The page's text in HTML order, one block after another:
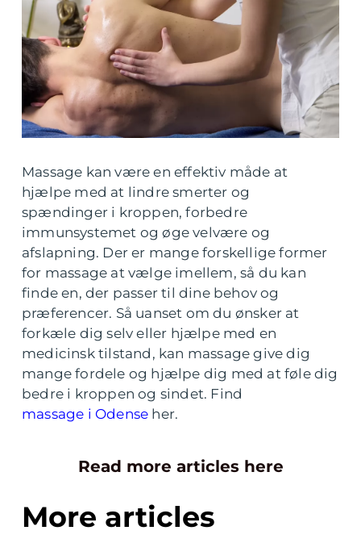
Massage kan være en effektiv måde at
hjælpe med at lindre smerter og
spændinger i kroppen, forbedre
immunsystemet og øge velvære og
afslapning. Der er mange forskellige former
for massage at vælge imellem, så du kan
finde en, der passer til dine behov og
præferencer. Så uanset om du ønsker at
forkæle dig selv eller hjælpe med en
medicinsk tilstand, kan massage give dig
mange fordele og hjælpe dig med at føle dig
bedre i kroppen og sindet. Find
massage i Odense her.
Read more articles here
More articles